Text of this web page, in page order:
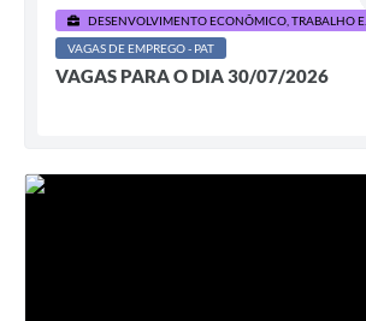
DESENVOLVIMENTO ECONÔMICO, TRABALHO E...
VAGAS DE EMPREGO - PAT
VAGAS PARA O DIA 30/07/2026